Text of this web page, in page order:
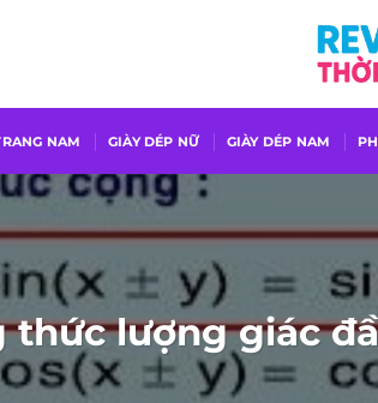
NAM GIÀY DÉP NỮ GIÀY DÉP NAM
thức lượng giác